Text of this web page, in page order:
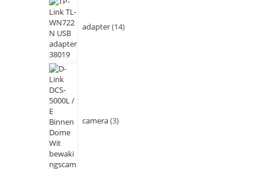
adapter 14
camera 3